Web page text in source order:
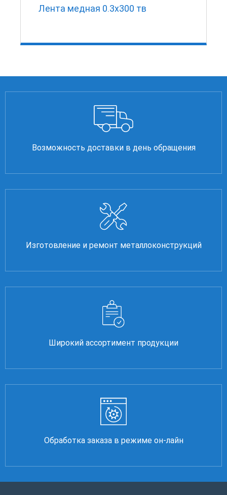
Лента медная 0.3х300 тв
Возможность доставки в день обращения
Изготовление и ремонт металлоконструкций
Широкий ассортимент продукции
Обработка заказа в режиме он-лайн